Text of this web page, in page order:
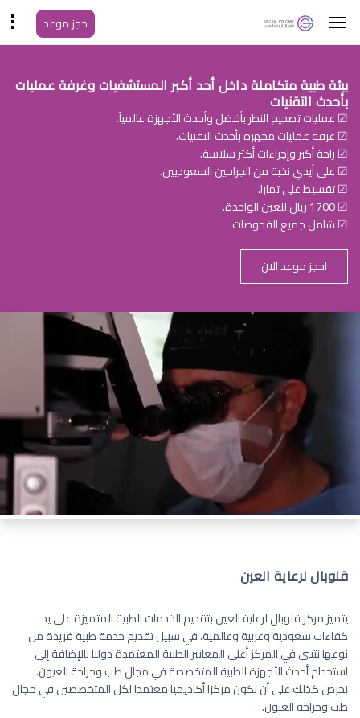
حجز موعد
بيئة طبية متكاملة داخل أحد أكبر المستشفيات وغرفة عمليات
بأحدث التقنيات
☑ عمليات تصحيح النظر بأفضل وأحدث الأجهزة عالمياً.
☑ غرفة عمليات مجهزة بأحدث التقنيات.
☑ راحة أكبر وإجراءات أكثر سلاسة.
☑ على أيدي نخبة من الجراحين السعوديين.
☑ تقسيط على تمارا.
☑ 1700 ريال للعين الواحدة.
☑ شامل جميع الفحوصات.
احجز موعد الان
قلوبال لرعاية العين
يتميز مركز قلوبال لرعاية العين بتقديم الخدمات الطبية المتميزة على يد
كفاءات سعودية وعربية وعالمية. في سبيل تقديم خدمة طبية فريدة من
نوعها نتبنى في المركز أعلى المعايير الطبية المعتمدة دوليا بالإضافة إلى
استخدام أحدث الأجهزة الطبية المتخصصة في مجال طب وجراحة العيون.
نحرص كذلك على أن نكون مركزا أكاديميا معتمدا لكل المتخصصين في مجال
طب وجراحة العيون.